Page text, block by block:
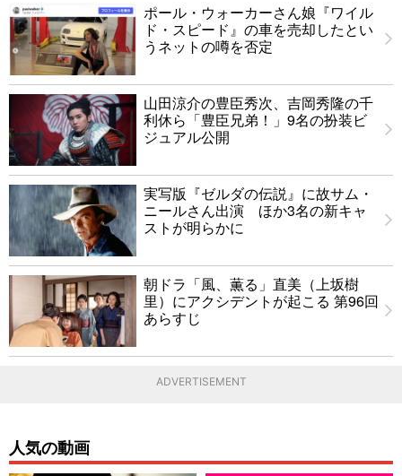
ポール・ウォーカーさん娘『ワイル
ド・スピード』の車を売却したとい
うネットの噂を否定
山田涼介の豊臣秀次、吉岡秀隆の千
利休ら「豊臣兄弟！」9名の扮装ビ
ジュアル公開
実写版『ゼルダの伝説』に故サム・
ニールさん出演 ほか3名の新キャ
ストが明らかに
朝ドラ「風、薫る」直美（上坂樹
里）にアクシデントが起こる 第96回
あらすじ
ADVERTISEMENT
人気の動画